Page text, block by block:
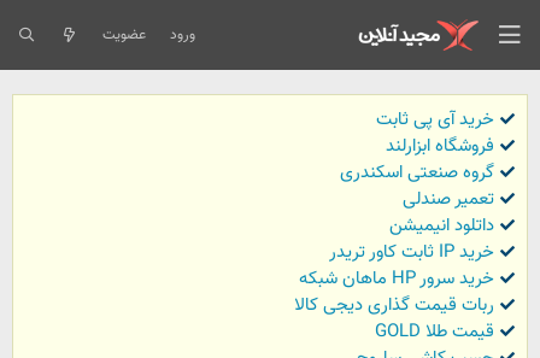
ورود عضویت
خرید آی پی ثابت
فروشگاه ابزارلند
گروه صنعتی اسکندری
تعمیر صندلی
داتلود انیمیشن
خرید IP ثابت کاور تریدر
خرید سرور HP ماهان شبکه
ربات قیمت گذاری دیجی کالا
قیمت طلا GOLD